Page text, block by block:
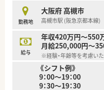
■大阪を中心に近畿圏
チェーンで、2025年か
います。
■クリニック門前や医療
域住民の方々の健康を
す。
■職員一人一人の生活背
理な異動や厳しいノル
です。
勤務地
大阪府 高槻市
高槻市駅 (阪急京都本線)
給与
年収420万円～550
月給250,000円～
※経験・年齢等を考慮いた
《シフト例》
9：00～19：00
9：30～19：30